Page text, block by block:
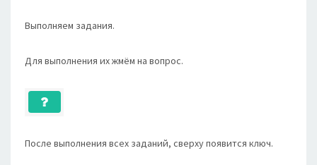
Выполняем задания.
Для выполнения их жмём на вопрос.
После выполнения всех заданий, сверху появится ключ.